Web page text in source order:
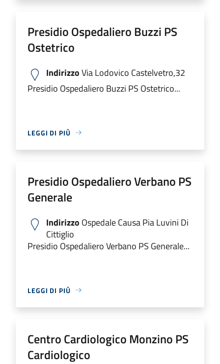
Presidio Ospedaliero Buzzi PS
Ostetrico
IndirizzoVia Lodovico Castelvetro,32
Presidio Ospedaliero Buzzi PS Ostetrico...
LEGGI DI PIÙ
Presidio Ospedaliero Verbano PS
Generale
Indirizzo Ospedale Causa Pia Luvini Di
Cittiglio
Presidio Ospedaliero Verbano PS Generale...
LEGGI DI PIÙ
Centro Cardiologico Monzino PS
Cardiologico